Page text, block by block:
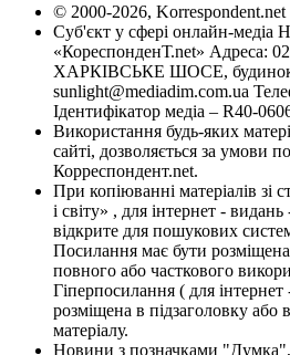
© 2000-2026, Korrespondent.net
Суб'єкт у сфері онлайн-медіа
«КореспонденТ.net» Адреса:
ХАРКІВСЬКЕ ШОСЕ, будинок
sunlight@mediadim.com.ua
Ідентифікатор медіа – R40-
Використання будь-яких
сайті, дозволяється за умови
Корреспондент.net.
При копіюванні матеріалів зі
і світу» , для інтернет -
відкрите для пошукових
Посилання має бути розміщена
повного або часткового
Гіперпосилання ( для
розміщена в підзаголовку або
матеріалу.
Новини з позначками